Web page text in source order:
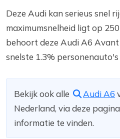
Deze Audi kan serieus snel
maximumsnelheid ligt op
behoort deze Audi A6
snelste 1.3%
Bekijk ook alle Audi A6
Nederland, via deze
informatie te vinden.